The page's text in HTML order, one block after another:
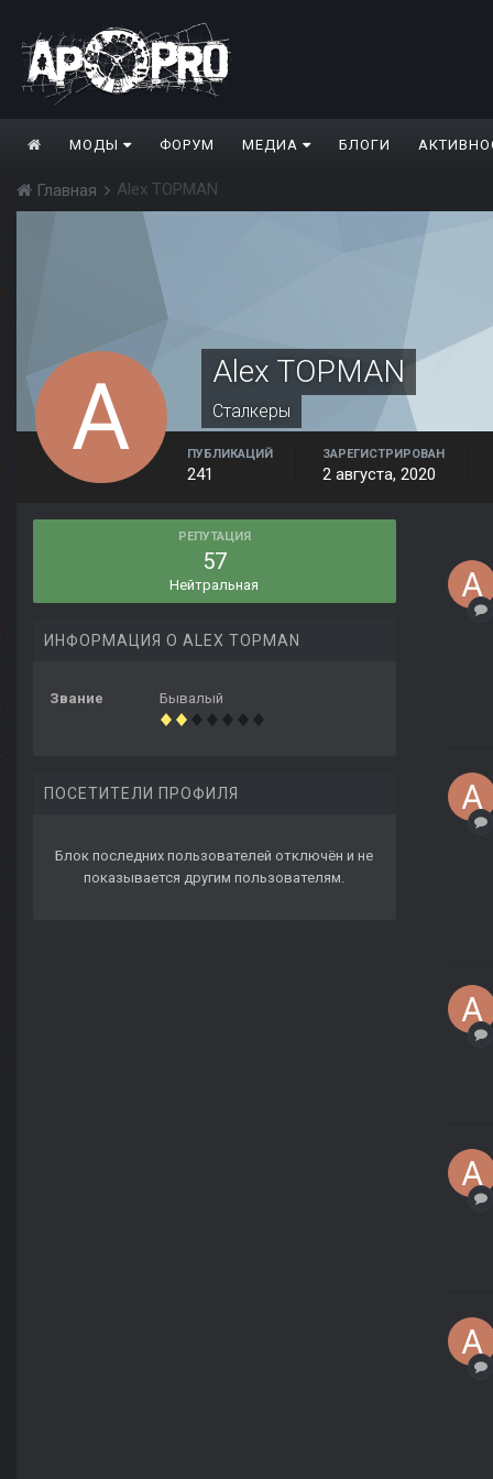
МОДЫ ФОРУМ МЕДИА БЛОГИ
Главная Alex TOPMAN
Alex TOPMAN
Сталкеры
ПУБЛИКАЦИЙ
241
ЗАРЕГИСТРИРОВАН
2 августа, 2020
РЕПУТАЦИЯ
57
Нейтральная
ИНФОРМАЦИЯ О ALEX TOPMAN
Звание Бывалый
ПОСЕТИТЕЛИ ПРОФИЛЯ
Блок последних пользователей отключён и не
показывается другим пользователям.